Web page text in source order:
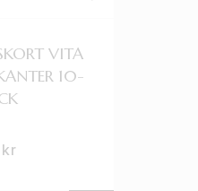
VITA
10-
kr